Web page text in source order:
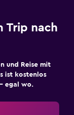
Trip nach
und Reise mit
ist kostenlos
egal wo.